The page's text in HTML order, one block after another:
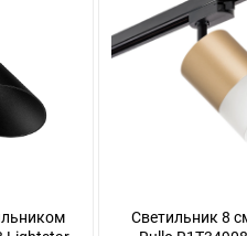
Светильник 8